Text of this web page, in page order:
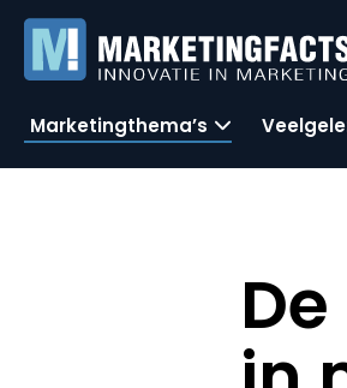
Marketingthema’s